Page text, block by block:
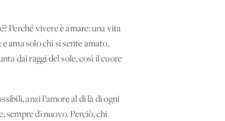
Perché vivere è amare: una vita
ama solo chi si sente amato,
dai raggi del sole, così il cuore
anzi l’amore al di là di ogni
sempre di nuovo. Perciò, chi